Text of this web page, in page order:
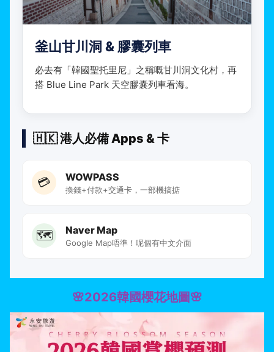
釜山甘川洞 & 膠囊列車
必去有「韓國聖托里尼」之稱嘅甘川洞文化村，再
搭 Blue Line Park 天空膠囊列車看海。
🇭🇰 港人必備 Apps & 卡
💳 WOWPASS
換錢+付款+交通卡，一部機搞掂
🗺️ Naver Map
Google Map唔準！呢個有中文介面
🌸2026韓國櫻花地圖🌸